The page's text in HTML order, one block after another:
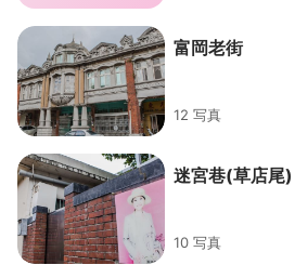
富岡老街
12 写真
迷宮巷(草店尾)
10 写真